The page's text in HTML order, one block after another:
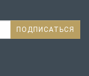
ПОДПИСАТЬСЯ